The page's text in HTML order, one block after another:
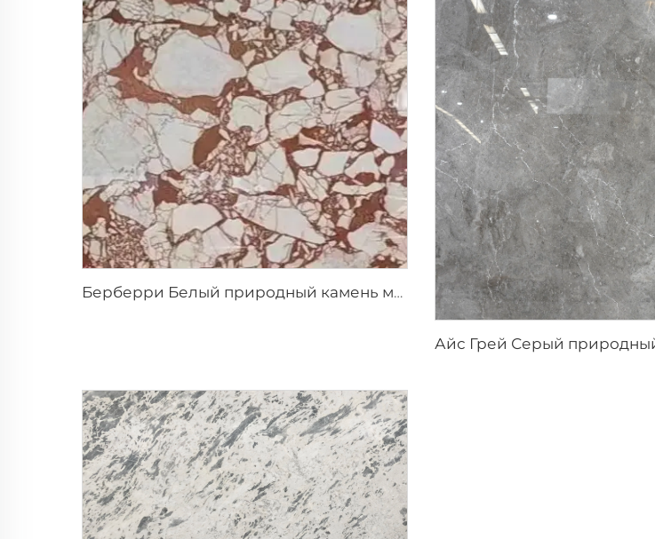
Берберри Белый природный камень мрамор с нерегулярным красно-коричневым узором